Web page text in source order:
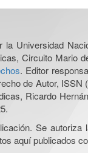
Universidad
Circuito Mario
. Editor
de Autor,
Ricardo
Se
aquí publicados